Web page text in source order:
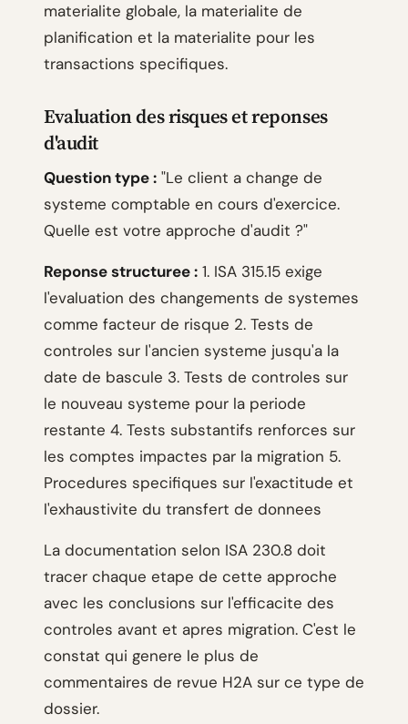
materialite globale, la materialite de
planification et la materialite pour les
transactions specifiques.
Evaluation des risques et reponses
d'audit
Question type : "Le client a change de
systeme comptable en cours d'exercice.
Quelle est votre approche d'audit ?"
Reponse structuree : 1. ISA 315.15 exige
l'evaluation des changements de systemes
comme facteur de risque 2. Tests de
controles sur l'ancien systeme jusqu'a la
date de bascule 3. Tests de controles sur
le nouveau systeme pour la periode
restante 4. Tests substantifs renforces sur
les comptes impactes par la migration 5.
Procedures specifiques sur l'exactitude et
l'exhaustivite du transfert de donnees
La documentation selon ISA 230.8 doit
tracer chaque etape de cette approche
avec les conclusions sur l'efficacite des
controles avant et apres migration. C'est le
constat qui genere le plus de
commentaires de revue H2A sur ce type de
dossier.